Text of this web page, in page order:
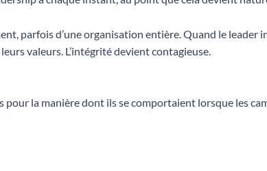
parfois d’une organisation entière. Quand le leader
valeurs. L’intégrité devient contagieuse.
la manière dont ils se comportaient lorsque les